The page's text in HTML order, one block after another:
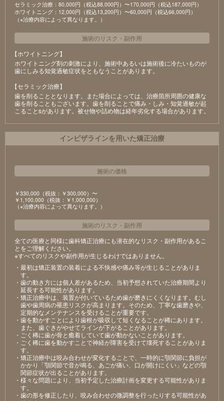
セラミック治療：80,000円（税込88,000円）〜170,000円（税込187,000円）
ホワイトニング：12,000円（税込13,200円）〜60,000円（税込66,000円）
（※治療内容によって異なります。）
施術のリスク ・ 副作用
【ホワイトニング】
ホワイトニング剤の刺激により、施術中あるいは施術後に冷たいものが
⻭にしみる知覚過敏症状をともなうことがあります。
【セラミック治療】
⻭を削ることとなります。また場合によっては、治療箇所周囲の健康な
⻭を削ることもございます。⻭を削ることで痛み・しみ・知覚過敏が起
こることsがあります。被せ物や詰め物は経年劣化する場合があります。
インビザラインを用いた矯正治療
施術の価格
￥330,000（税抜：￥300,000）〜
￥1,100,000（税抜：￥1,000,000）
（※治療内容によって異なります。）
施術のリスク ・ 副作用
全ての医療と同様に歯科矯正治療にも潜在的なリスク・副作用があるこ
とをご理解ください。
※すべてのリスクや副作用が生じるわけではありません。
・最初は矯正装置の装着による不快感や痛み等が生じることがありま
す。
・歯の動き方には個人差があるため、当初予想されていた治療期間より
延長する可能性があります。
・矯正治療中は、装置が付いているため歯が磨きにくくなります。むし
歯や歯周病の罹患リスクが高まります。そのため、丁寧な歯磨きや、
定期的なメンテナンスを受けることが重要です。
・歯を動かすことにより歯根が吸収して短くなることが稀にあります。
また、歯ぐきがやせてラインが下がることがあります。
・ごく稀に歯が骨と癒着していて歯が動かないことがあります。
・ごく稀に歯を動かすことで神経が障害を受けて壊死することがありま
す。
・矯正治療中は咬み合わせが変化することで、一時的に顎関節に負担が
かかり「顎関節で音が鳴る、あごが痛い、口が開けにくい」などの顎
関節症状が出ることがあります。
・様々な問題により、当初予定した治療計画を変更する可能性がありま
す。
・歯の形を修正したり、咬み合わせの微調整を行ったりする可能性があ